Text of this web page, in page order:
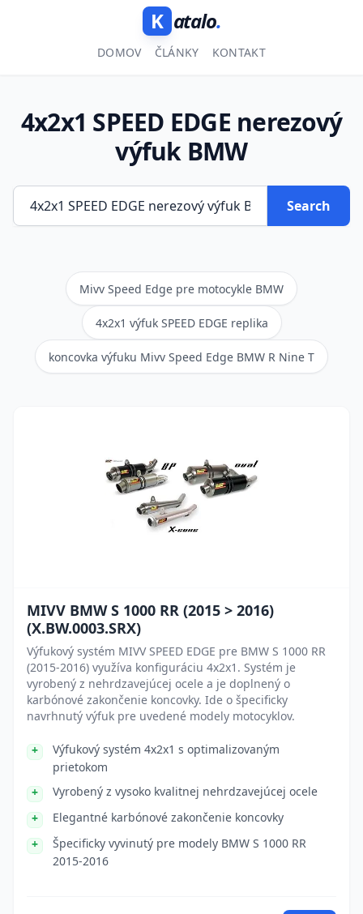
K atalo.
DOMOV ČLÁNKY KONTAKT
4x2x1 SPEED EDGE nerezový
výfuk BMW
Search
Mivv Speed Edge pre motocykle BMW
4x2x1 výfuk SPEED EDGE replika
koncovka výfuku Mivv Speed Edge BMW R Nine T
MIVV BMW S 1000 RR (2015 > 2016)
(X.BW.0003.SRX)
Výfukový systém MIVV SPEED EDGE pre BMW S 1000 RR
(2015-2016) využíva konfiguráciu 4x2x1. Systém je
vyrobený z nehrdzavejúcej ocele a je doplnený o
karbónové zakončenie koncovky. Ide o špecificky
navrhnutý výfuk pre uvedené modely motocyklov.
Výfukový systém 4x2x1 s optimalizovaným
prietokom
Vyrobený z vysoko kvalitnej nehrdzavejúcej ocele
Elegantné karbónové zakončenie koncovky
Špecificky vyvinutý pre modely BMW S 1000 RR
2015-2016